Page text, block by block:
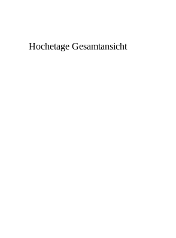
Hochetage Gesamtansicht